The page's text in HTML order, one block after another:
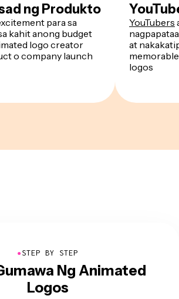
ng Produkto
para sa
kahit anong budget
logo creator
o company launch
YouTubers
at
logos
●STEP BY STEP
Ng Animated
Logos